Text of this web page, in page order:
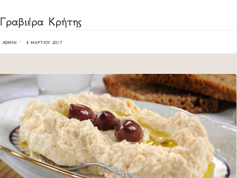
Γραβιέρα Κρήτης
ADMIN 4 ΜΑΡΤΊΟΥ 2017